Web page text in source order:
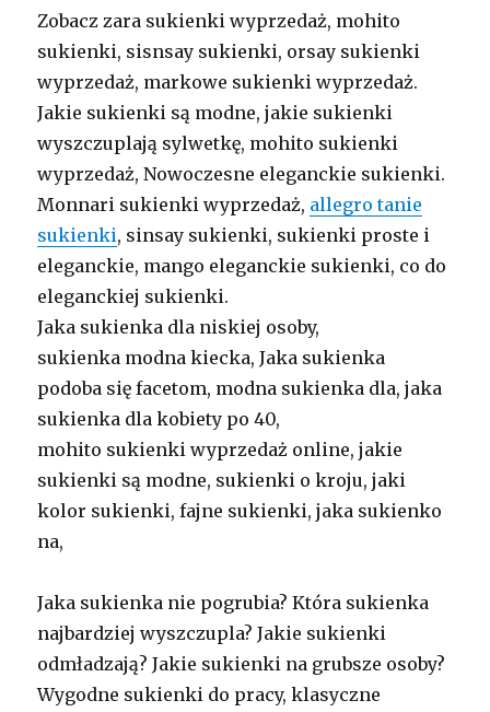
Zobacz zara sukienki wyprzedaż, mohito
sukienki, sisnsay sukienki, orsay sukienki
wyprzedaż, markowe sukienki wyprzedaż.
Jakie sukienki są modne, jakie sukienki
wyszczuplają sylwetkę, mohito sukienki
wyprzedaż, Nowoczesne eleganckie sukienki.
Monnari sukienki wyprzedaż, allegro tanie
sukienki, sinsay sukienki, sukienki proste i
eleganckie, mango eleganckie sukienki, co do
eleganckiej sukienki.
Jaka sukienka dla niskiej osoby,
sukienka modna kiecka, Jaka sukienka
podoba się facetom, modna sukienka dla, jaka
sukienka dla kobiety po 40,
mohito sukienki wyprzedaż online, jakie
sukienki są modne, sukienki o kroju, jaki
kolor sukienki, fajne sukienki, jaka sukienko
na,
Jaka sukienka nie pogrubia? Która sukienka
najbardziej wyszczupla? Jakie sukienki
odmładzają? Jakie sukienki na grubsze osoby?
Wygodne sukienki do pracy, klasyczne